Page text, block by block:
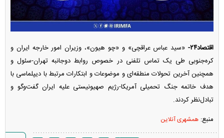
اقتصاد۲۴-
«سید عباس عراقچی» و «چو هیون»، وزیران امور خارجه ایران و
کره‌جنوبی طی یک تماس تلفنی در خصوص روابط دوجانبه تهران-سئول و
همچنین آخرین تحولات منطقه‌ای و موضوعات و ابتکارات مرتبط با دیپلماسی با
هدف خاتمه جنگ تحمیلی آمریکا-رژیم صهیونیستی علیه ایران گفت‌و‌گو و
تبادل‌نظر کردند.
منبع: همشهری آنلاین